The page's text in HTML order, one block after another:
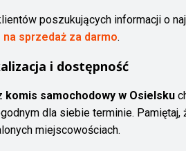
poszukujących informacji o
na sprzedaż za darmo.
i dostępność
komis samochodowy w Osielsku
dla siebie terminie.
miejscowościach.